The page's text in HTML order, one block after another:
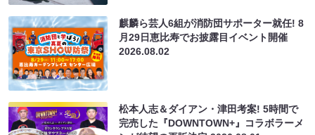
麒麟ら芸人6組が消防団サポーター就任! 8
月29日恵比寿でお披露目イベント開催
2026.08.02
松本人志＆ダイアン・津田考案! 5時間で
完売した『DOWNTOWN+』コラボラーメ